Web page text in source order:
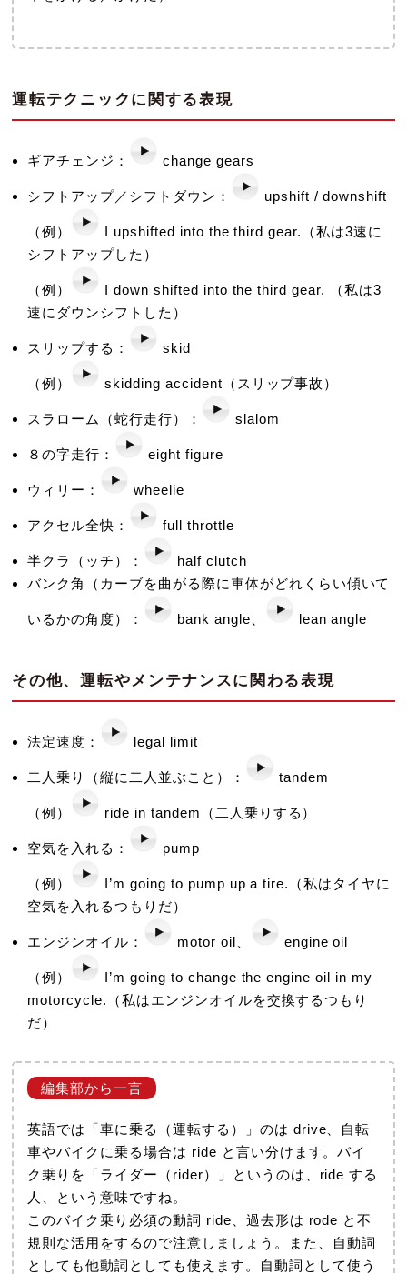
運転テクニックに関する表現
ギアチェンジ： change gears
シフトアップ／シフトダウン： upshift / downshift
（例）
I upshifted into the third gear.（私は3速に
シフトアップした）
（例）
I down shifted into the third gear. （私は3
速にダウンシフトした）
スリップする： skid
（例） skidding accident（スリップ事故）
スラローム（蛇行走行）： slalom
８の字走行： eight figure
ウィリー： wheelie
アクセル全快： full throttle
半クラ（ッチ）：
half clutch
バンク角（カーブを曲がる際に車体がどれくらい傾いて
いるかの角度）： bank angle、 lean angle
その他、運転やメンテナンスに関わる表現
法定速度： legal limit
二人乗り（縦に二人並ぶこと）： tandem
（例） ride in tandem（二人乗りする）
空気を入れる： pump
（例）
I’m going to pump up a tire.（私はタイヤに
空気を入れるつもりだ）
エンジンオイル： motor oil、 engine oil
（例）
I’m going to change the engine oil in my
motorcycle.（私はエンジンオイルを交換するつもり
だ）
英語では「車に乗る（運転する）」のは drive、自転
車やバイクに乗る場合は ride と言い分けます。バイ
ク乗りを「ライダー（rider）」というのは、ride する
人、という意味ですね。
このバイク乗り必須の動詞 ride、過去形は rode と不
規則な活用をするので注意しましょう。また、自動詞
としても他動詞としても使えます。自動詞として使う